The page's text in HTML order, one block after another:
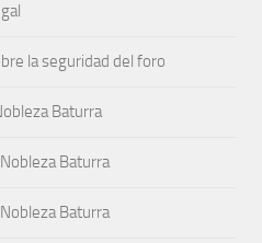
la seguridad del foro
Baturra
Baturra
Baturra